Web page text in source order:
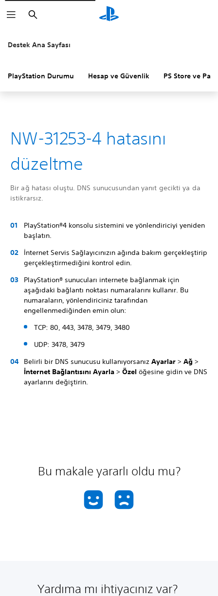
Arama
Destek Ana Sayfası
PlayStation Durumu Hesap ve Güvenlik PS Store ve
NW-31253-4 hatasını
düzeltme
Bir ağ hatası oluştu. DNS sunucusundan yanıt gecikti ya da
istikrarsız.
PlayStation®4 konsolu sistemini ve yönlendiriciyi yeniden
başlatın.
İnternet Servis Sağlayıcınızın ağında bakım gerçekleştirip
gerçekleştirmediğini kontrol edin.
PlayStation® sunucuları internete bağlanmak için
aşağıdaki bağlantı noktası numaralarını kullanır. Bu
numaraların, yönlendiriciniz tarafından
engellenmediğinden emin olun:
TCP: 80, 443, 3478, 3479, 3480
UDP: 3478, 3479
Belirli bir DNS sunucusu kullanıyorsanız Ayarlar > Ağ >
İnternet Bağlantısını Ayarla > Özel öğesine gidin ve DNS
ayarlarını değiştirin.
Bu makale yararlı oldu mu?
Yardıma mı ihtiyacınız var?